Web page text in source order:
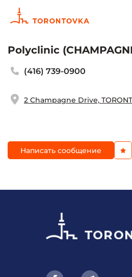
Polyclinic
(416) 739-0900
2 Champagne Drive,
Написать сообщение